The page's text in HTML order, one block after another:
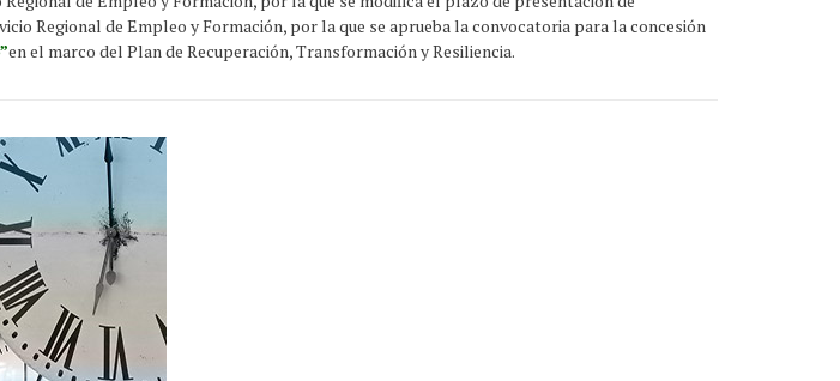
Regional de Empleo y Formación, por la que se aprueba la convocatoria para la concesión
en el marco del Plan de Recuperación, Transformación y Resiliencia.